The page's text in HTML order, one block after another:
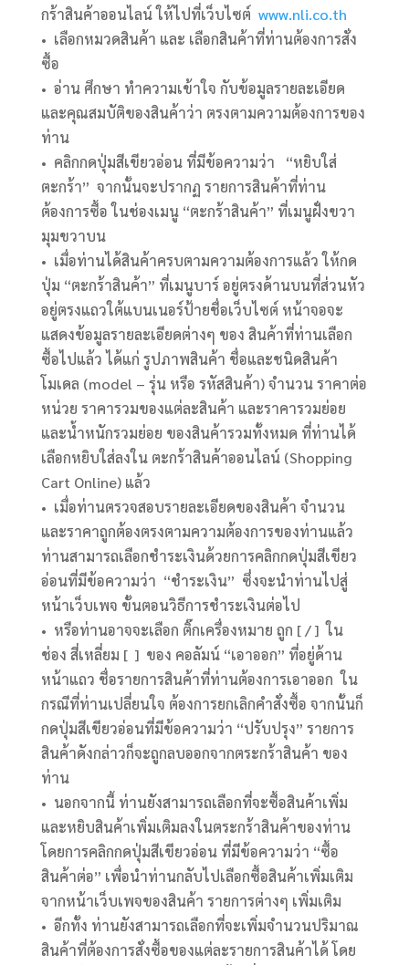
กร้าสินค้าออนไลน์ ให้ไปที่เว็บไซต์ www.nli.co.th
• เลือกหมวดสินค้า และ เลือกสินค้าที่ท่านต้องการสั่ง
ซื้อ
• อ่าน ศึกษา ทำความเข้าใจ กับข้อมูลรายละเอียด
และคุณสมบัติของสินค้าว่า ตรงตามความต้องการของ
ท่าน
• คลิกกดปุ่มสีเขียวอ่อน ที่มีข้อความว่า “หยิบใส่
ตะกร้า” จากนั้นจะปรากฏ รายการสินค้าที่ท่าน
ต้องการซื้อ ในช่องเมนู “ตะกร้าสินค้า” ที่เมนูฝั่งขวา
มุมขวาบน
• เมื่อท่านได้สินค้าครบตามความต้องการแล้ว ให้กด
ปุ่ม “ตะกร้าสินค้า” ที่เมนูบาร์ อยู่ตรงด้านบนที่ส่วนหัว
อยู่ตรงแถวใต้แบนเนอร์ป้ายชื่อเว็บไซต์ หน้าจอจะ
แสดงข้อมูลรายละเอียดต่างๆ ของ สินค้าที่ท่านเลือก
ซื้อไปแล้ว ได้แก่ รูปภาพสินค้า ชื่อและชนิดสินค้า
โมเดล (model – รุ่น หรือ รหัสสินค้า) จำนวน ราคาต่อ
หน่วย ราคารวมของแต่ละสินค้า และราคารวมย่อย
และน้ำหนักรวมย่อย ของสินค้ารวมทั้งหมด ที่ท่านได้
เลือกหยิบใส่ลงใน ตะกร้าสินค้าออนไลน์ (Shopping
Cart Online) แล้ว
• เมื่อท่านตรวจสอบรายละเอียดของสินค้า จำนวน
และราคาถูกต้องตรงตามความต้องการของท่านแล้ว
ท่านสามารถเลือกชำระเงินด้วยการคลิกกดปุ่มสีเขียว
อ่อนที่มีข้อความว่า “ชำระเงิน” ซึ่งจะนำท่านไปสู่
หน้าเว็บเพจ ขั้นตอนวิธีการชำระเงินต่อไป
• หรือท่านอาจจะเลือก ติ๊กเครื่องหมาย ถูก [ / ] ใน
ช่อง สี่เหลี่ยม [ ] ของ คอลัมน์ “เอาออก” ที่อยู่ด้าน
หน้าแถว ชื่อรายการสินค้าที่ท่านต้องการเอาออก ใน
กรณีที่ท่านเปลี่ยนใจ ต้องการยกเลิกคำสั่งซื้อ จากนั้นก็
กดปุ่มสีเขียวอ่อนที่มีข้อความว่า “ปรับปรุง” รายการ
สินค้าดังกล่าวก็จะถูกลบออกจากตระกร้าสินค้า ของ
ท่าน
• นอกจากนี้ ท่านยังสามารถเลือกที่จะซื้อสินค้าเพิ่ม
และหยิบสินค้าเพิ่มเติมลงในตระกร้าสินค้าของท่าน
โดยการคลิกกดปุ่มสีเขียวอ่อน ที่มีข้อความว่า “ซื้อ
สินค้าต่อ” เพื่อนำท่านกลับไปเลือกซื้อสินค้าเพิ่มเติม
จากหน้าเว็บเพจของสินค้า รายการต่างๆ เพิ่มเติม
• อีกทั้ง ท่านยังสามารถเลือกที่จะเพิ่มจำนวนปริมาณ
สินค้าที่ต้องการสั่งซื้อของแต่ละรายการสินค้าได้ โดย